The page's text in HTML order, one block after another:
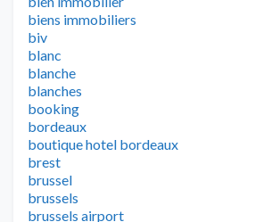
biens immobiliers
biv
blanc
blanche
blanches
booking
bordeaux
boutique hotel bordeaux
brest
brussel
brussels
brussels airport